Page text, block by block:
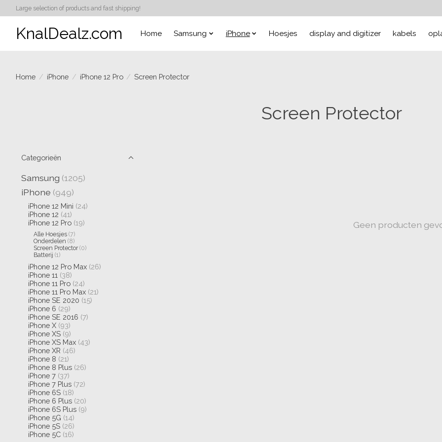
Large selection of products and fast shipping!
KnalDealz.com Home Samsung iPhone Hoesjes display and digitizer kabels
Home / iPhone / iPhone 12 Pro / Screen Protector
Screen Protector
Categorieën
Samsung (1205)
iPhone (949)
iPhone 12 Mini (24)
iPhone 12 (41)
iPhone 12 Pro (19)
Alle Hoesjes (7)
Onderdelen (8)
Screen Protector (0)
Batterij (1)
iPhone 12 Pro Max (26)
iPhone 11 (38)
iPhone 11 Pro (24)
iPhone 11 Pro Max (21)
iPhone SE 2020 (15)
iPhone 6 (29)
iPhone SE 2016 (7)
iPhone X (93)
iPhone XS (9)
iPhone XS Max (43)
iPhone XR (46)
iPhone 8 (21)
iPhone 8 Plus (26)
iPhone 7 (37)
iPhone 7 Plus (72)
iPhone 6S (18)
iPhone 6 Plus (20)
iPhone 6S Plus (9)
iPhone 5G (14)
iPhone 5S (26)
iPhone 5C (16)
Geen producten